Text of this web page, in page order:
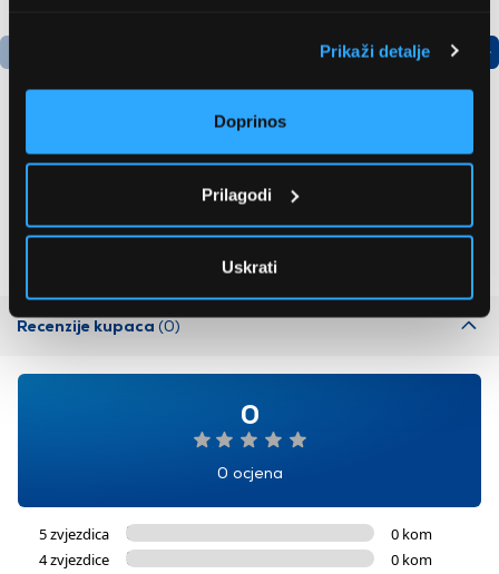
Prikaži detalje
Doprinos
Prilagodi
Uskrati
Bosch
(06008A7800)
535,79 EUR
LG GBBSJ10EPY
zamrzivačem
504,99 EUR
Recenzije kupaca (0)
0
0 ocjena
5 zvjezdica
0 kom
4 zvjezdice
0 kom